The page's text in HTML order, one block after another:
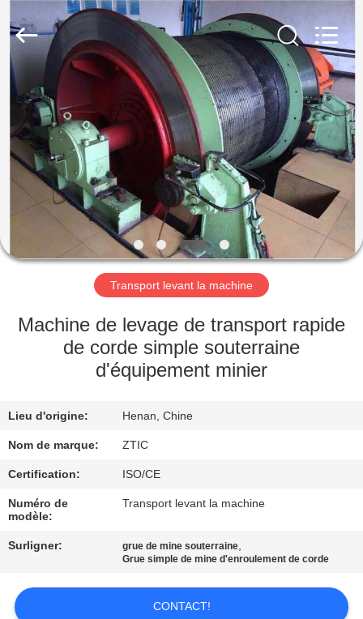
MAISON
PRODUITS
VR
SHOW
AU
DE
NOUS
D'USINE
CONTRÔLE
DE
QUALITÉ
NOUS
Industries
CO.,LTD.
Rights
Reserved.
Transport levant la machine
Machine de levage de transport rapide
de corde simple souterraine
d'équipement minier
Lieu d'origine: Henan, Chine
Nom de marque: ZTIC
Certification: ISO/CE
Numéro de
modèle:
Transport levant la machine
Surligner: grue de mine souterraine,
Grue simple de mine d'enroulement de corde
CONTACT!